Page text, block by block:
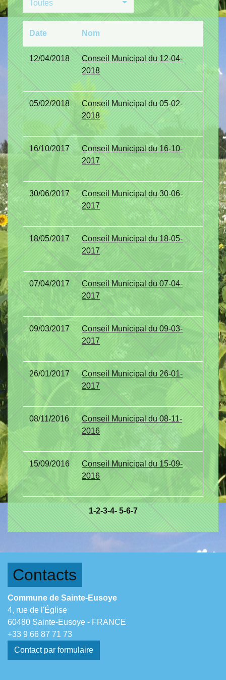
Toutes
Date Nom
12/04/2018
Conseil Municipal du 12-04-
2018
05/02/2018
Conseil Municipal du 05-02-
2018
16/10/2017
Conseil Municipal du 16-10-
2017
30/06/2017
Conseil Municipal du 30-06-
2017
18/05/2017
Conseil Municipal du 18-05-
2017
07/04/2017
Conseil Municipal du 07-04-
2017
09/03/2017
Conseil Municipal du 09-03-
2017
26/01/2017
Conseil Municipal du 26-01-
2017
08/11/2016
Conseil Municipal du 08-11-
2016
15/09/2016
Conseil Municipal du 15-09-
2016
1-2-3-4- 5-6-7
Contacts
Commune de Sainte-Eusoye
4, rue de l'Église
60480 Sainte-Eusoye - FRANCE
+33 9 66 87 71 73
Contact par formulaire